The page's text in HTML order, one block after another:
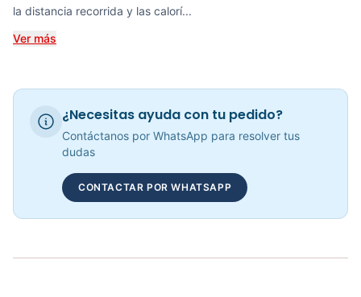
COP 2,383,025.00
la distancia recorrida y las calorí...
Ver más
¿Necesitas ayuda con tu pedido?
Contáctanos por WhatsApp para resolver tus
dudas
CONTACTAR POR WHATSAPP